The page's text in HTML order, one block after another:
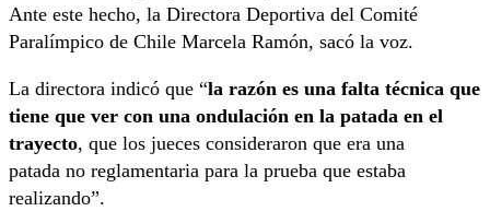
Ante este hecho, la Directora Deportiva del Comité
Paralímpico de Chile Marcela Ramón, sacó la voz.
La directora indicó que “la razón es una falta técnica que
tiene que ver con una ondulación en la patada en el
trayecto, que los jueces consideraron que era una
patada no reglamentaria para la prueba que estaba
realizando”.